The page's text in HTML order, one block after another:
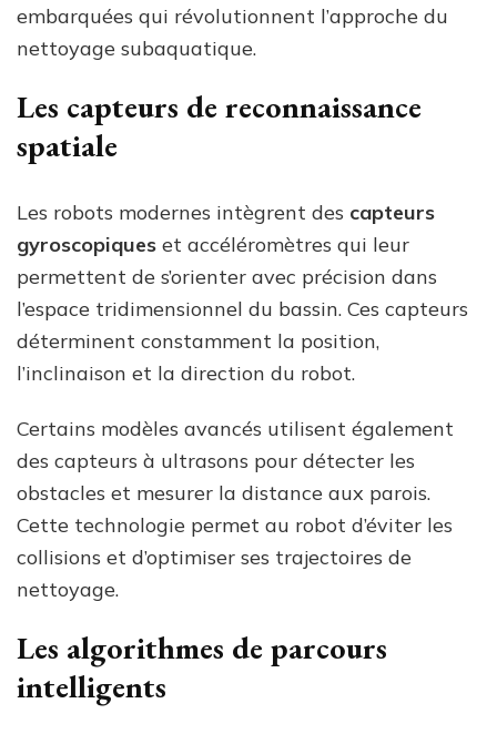
embarquées qui révolutionnent l’approche du
nettoyage subaquatique.
Les capteurs de reconnaissance
spatiale
Les robots modernes intègrent des capteurs
gyroscopiques et accéléromètres qui leur
permettent de s’orienter avec précision dans
l’espace tridimensionnel du bassin. Ces capteurs
déterminent constamment la position,
l’inclinaison et la direction du robot.
Certains modèles avancés utilisent également
des capteurs à ultrasons pour détecter les
obstacles et mesurer la distance aux parois.
Cette technologie permet au robot d’éviter les
collisions et d’optimiser ses trajectoires de
nettoyage.
Les algorithmes de parcours
intelligents